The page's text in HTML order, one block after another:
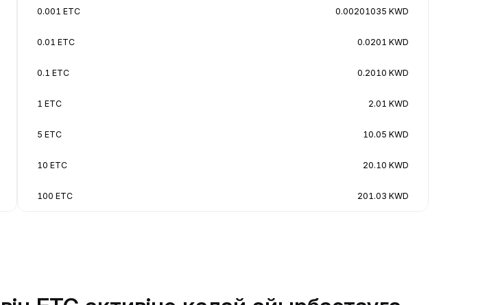
0.001 ETC 0.00201035 KWD
0.01 ETC 0.0201 KWD
0.1 ETC 0.2010 KWD
1 ETC 2.01 KWD
5 ETC 10.05 KWD
10 ETC 20.10 KWD
100 ETC 201.03 KWD